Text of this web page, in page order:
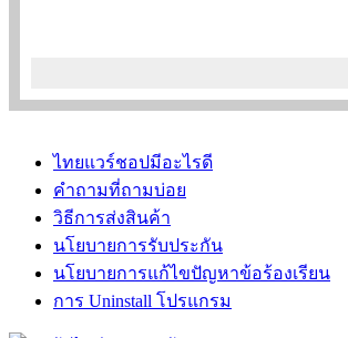
ไทยแวร์ชอปมีอะไรดี
คำถามที่ถามบ่อย
วิธีการส่งสินค้า
นโยบายการรับประกัน
นโยบายการแก้ไขปัญหาข้อร้องเรียน
การ Uninstall โปรแกรม